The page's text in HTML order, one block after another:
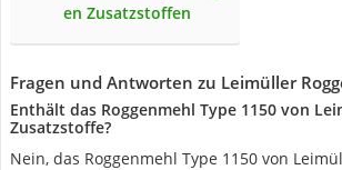
en Zusatzstoffen
Fragen und Antworten zu Leimüller
Enthält das Roggenmehl Type 1150 von
Zusatzstoffe?
Nein, das Roggenmehl Type 1150 von